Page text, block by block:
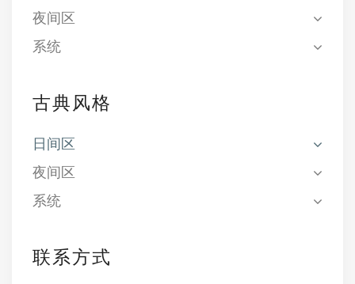
夜间区
系统
古典风格
日间区
夜间区
系统
联系方式